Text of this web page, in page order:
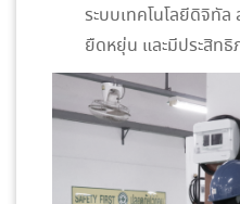
ระบบเทคโนโลยีดิจิทั
ยืดหยุ่น และมีประสิท